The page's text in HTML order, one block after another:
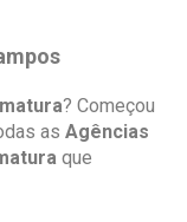
? Começou
as Agências
que